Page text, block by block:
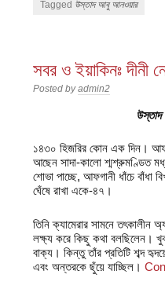
Tagged উস্তাদ আবু আনওয়ার
সবর ও ইয়াকিনঃ দীনী
Posted byadmin2
উস্তাদ
১৪৩০ হিজরির কোন এক দিন।
আছেন সাদা-কালো শ্মশ্রুমণ্ডিত
শোভা পাচ্ছে, আফগানী ধাঁচে বাঁধা
ঘেঁষে রাখা একে-৪৭।
তিনি ক্যামেরার সামনে তৎকালীন
লক্ষ্য করে কিছু কথা বলছিলেন।
বাক্য। কিন্তু তাঁর প্রতিটি শব্দ
এবং অন্তরকে ছুঁয়ে যাচ্ছিল।